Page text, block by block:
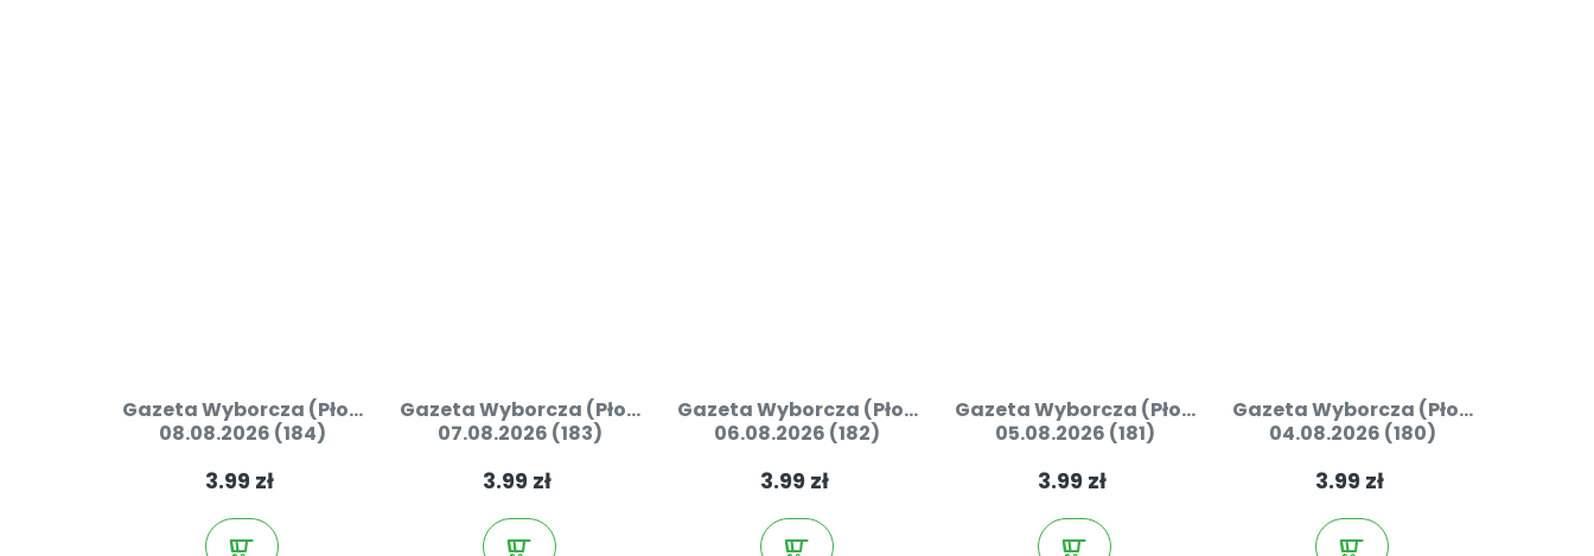
Gazeta Wyborcza (Pło...
08.08.2026 (184)
3.99 zł
Gazeta Wyborcza (Pło...
07.08.2026 (183)
3.99 zł
Gazeta Wyborcza (Pło...
06.08.2026 (182)
3.99 zł
Gazeta Wyborcza (Pło...
05.08.2026 (181)
3.99 zł
Gazeta Wyborcza (Pło...
04.08.2026 (180)
3.99 zł